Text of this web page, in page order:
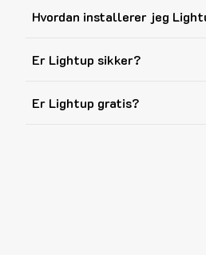
Hvordan installerer jeg
Er Lightup sikker?
Er Lightup gratis?